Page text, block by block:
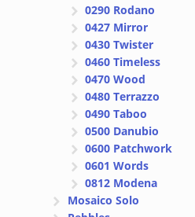
0290 Rodano
0427 Mirror
0430 Twister
0460 Timeless
0470 Wood
0480 Terrazzo
0490 Taboo
0500 Danubio
0600 Patchwork
0601 Words
0812 Modena
Mosaico Solo